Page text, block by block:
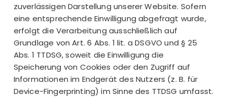
zuverlässigen Darstellung unserer Website. Sofern
eine entsprechende Einwilligung abgefragt wurde,
erfolgt die Verarbeitung ausschließlich auf
Grundlage von Art. 6 Abs. 1 lit. a DSGVO und § 25
Abs. 1 TTDSG, soweit die Einwilligung die
Speicherung von Cookies oder den Zugriff auf
Informationen im Endgerät des Nutzers (z. B. für
Device-Fingerprinting) im Sinne des TTDSG umfasst.